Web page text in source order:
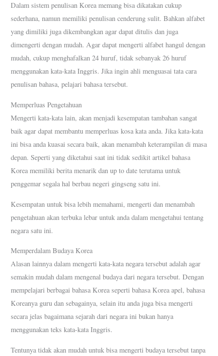
Dalam sistem penulisan Korea memang bisa dikatakan cukup
sederhana, namun memiliki penulisan cenderung sulit. Bahkan alfabet
yang dimiliki juga dikembangkan agar dapat ditulis dan juga
dimengerti dengan mudah. Agar dapat mengerti alfabet hangul dengan
mudah, cukup menghafalkan 24 huruf, tidak sebanyak 26 huruf
menggunakan kata-kata Inggris. Jika ingin ahli menguasai tata cara
penulisan bahasa, pelajari bahasa tersebut.
Memperluas Pengetahuan
Mengerti kata-kata lain, akan menjadi kesempatan tambahan sangat
baik agar dapat membantu memperluas kosa kata anda. Jika kata-kata
ini bisa anda kuasai secara baik, akan menambah keterampilan di masa
depan. Seperti yang diketahui saat ini tidak sedikit artikel bahasa
Korea memiliki berita menarik dan up to date terutama untuk
penggemar segala hal berbau negeri gingseng satu ini.
Kesempatan untuk bisa lebih memahami, mengerti dan menambah
pengetahuan akan terbuka lebar untuk anda dalam mengetahui tentang
negara satu ini.
Memperdalam Budaya Korea
Alasan lainnya dalam mengerti kata-kata negara tersebut adalah agar
semakin mudah dalam mengenal budaya dari negara tersebut. Dengan
mempelajari berbagai bahasa Korea seperti bahasa Korea apel, bahasa
Koreanya guru dan sebagainya, selain itu anda juga bisa mengerti
secara jelas bagaimana sejarah dari negara ini bukan hanya
menggunakan teks kata-kata Inggris.
Tentunya tidak akan mudah untuk bisa mengerti budaya tersebut tanpa